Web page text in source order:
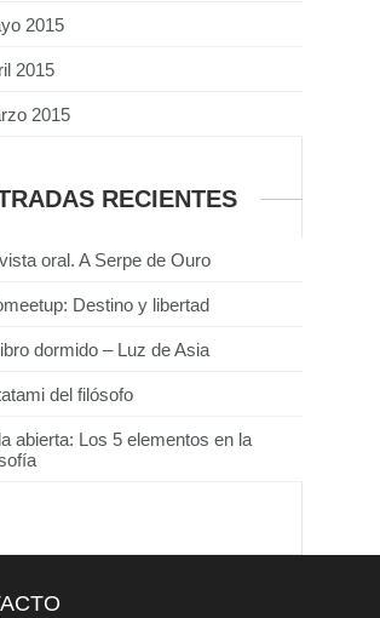
2015
2015
2015
RECIENTES
oral. A Serpe de Ouro
Destino y libertad
dormido – Luz de Asia
del filósofo
abierta: Los 5 elementos en la